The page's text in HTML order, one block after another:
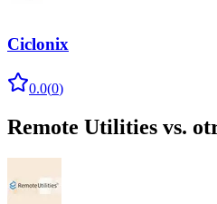
Ciclonix
0.0(0)
Remote Utilities vs.